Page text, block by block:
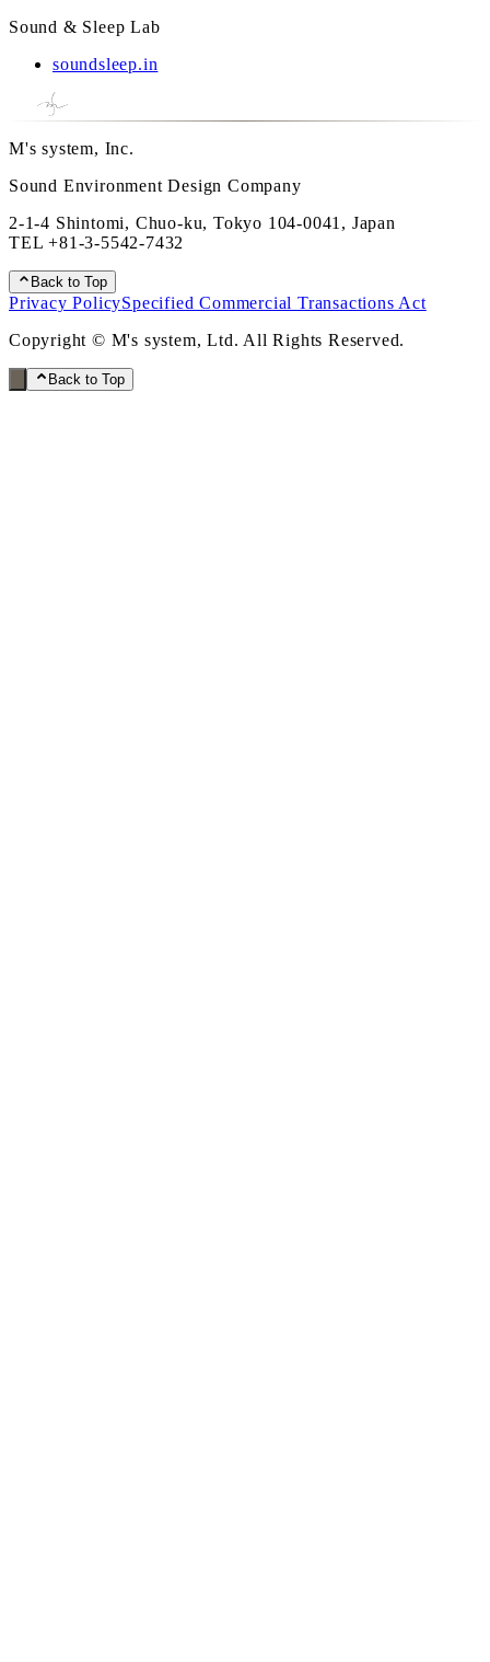
Sound & Sleep Lab
soundsleep.in
M's system, Inc.
Sound Environment Design Company
2-1-4 Shintomi, Chuo-ku, Tokyo 104-0041, Japan
TEL+81-3-5542-7432
Back to Top
Privacy PolicySpecified Commercial Transactions Act
Copyright © M's system, Ltd. All Rights Reserved.
Back to Top